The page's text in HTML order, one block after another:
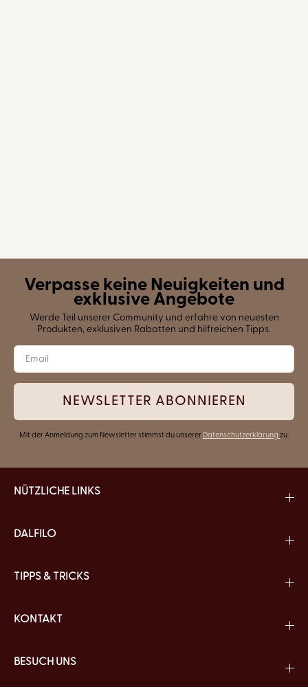
Verpasse keine Neuigkeiten und
exklusive Angebote
Werde Teil unserer Community und erfahre von neuesten
Produkten, exklusiven Rabatten und hilfreichen Tipps.
NEWSLETTER ABONNIEREN
Mit der Anmeldung zum Newsletter stimmst du unserer Datenschutzerklärung zu.
NÜTZLICHE LINKS
DALFILO
TIPPS & TRICKS
KONTAKT
BESUCH UNS